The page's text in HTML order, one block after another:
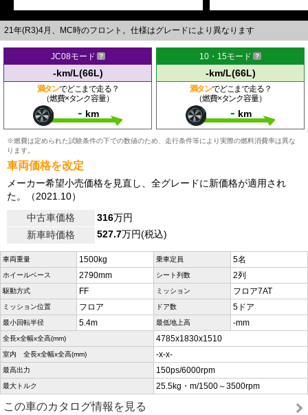
21年(R3)4月、MC時のフロント。仕様はグレードにより異なります
JC08モード
-km/L(66L)
満タンでどこまで走る？
（燃費×タンク容量）
- km
10・15モード
-km/L(66L)
満タンでどこまで走る？
（燃費×タンク容量）
- km
※燃費は定められた試験条件の下での数値のため、走行条件等により実際の燃料消費率は異な
ります。
車両価格を改定
メーカー希望小売価格を見直し、全グレードに新価格が適用され
た。（2021.10）
中古車価格
316万円
新車時価格
527.7万円(税込)
車両重量 1500kg 乗車定員 5名
ホイールベース 2790mm シート列数 2列
駆動方式 FF ミッション フロア7AT
ミッション位置 フロア ドア数 5ドア
最小回転半径 5.4m 最低地上高 -mm
全長x全幅x全高(mm) 4785x1830x1510
室内 全長x全幅x全高(mm) -x-x-
最高出力 150ps/6000rpm
最大トルク 25.5kg・m/1500～3500rpm
この車のカタログ情報を見る